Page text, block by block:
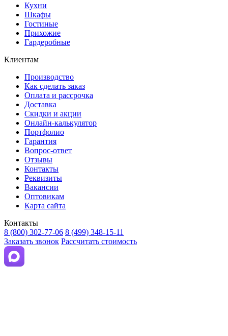
Кухни
Шкафы
Гостиные
Прихожие
Гардеробные
Клиентам
Производство
Как сделать заказ
Оплата и рассрочка
Доставка
Скидки и акции
Онлайн-калькулятор
Портфолио
Гарантия
Вопрос-ответ
Отзывы
Контакты
Реквизиты
Вакансии
Оптовикам
Карта сайта
Контакты
8 (800) 302-77-06 8 (499) 348-15-11
Заказать звонок Рассчитать стоимость